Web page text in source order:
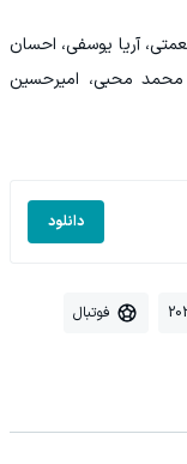
آریا یوسفی، احسان
محمد محبی، امیرحسین
دانلود
فوتبال